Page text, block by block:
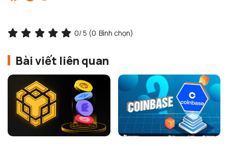
0/ 5 (0 Bình chọn)
Bài viết liên quan